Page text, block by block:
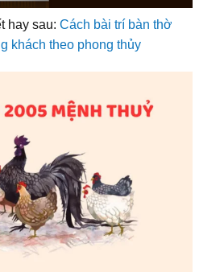
hay sau: Cách bài trí bàn thờ
khách theo phong thủy